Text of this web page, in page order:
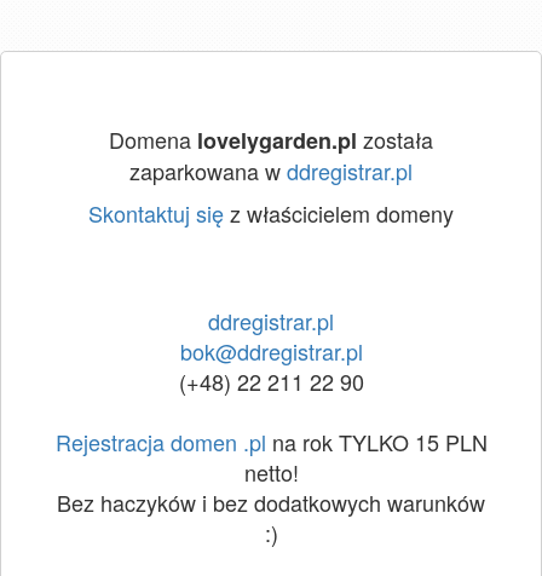
Domena lovelygarden.pl została
zaparkowana wddregistrar.pl
Skontaktuj sięz właścicielem domeny
ddregistrar.pl
bok@ddregistrar.pl
(+48) 22 211 22 90
Rejestracja domen .pl na rok TYLKO 15 PLN
netto!
Bez haczyków i bez dodatkowych warunków
:)